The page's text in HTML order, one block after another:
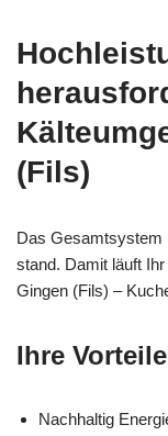
(Fils)
Das Gesamtsystem
stand. Damit läuft
Gingen (Fils) –
Ihre
Nachhaltig